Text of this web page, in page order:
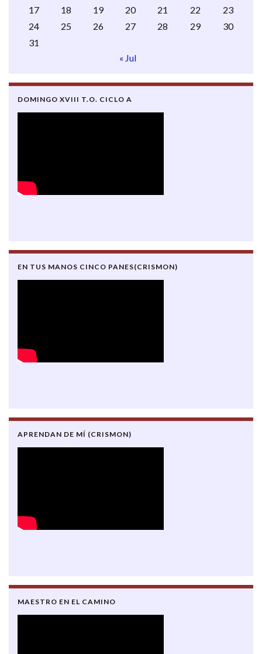
17
18 19 20 21 22
23
24
25 26 27 28 29
30
31
« Jul
DOMINGO XVIII T.O. CICLO A
EN TUS MANOS CINCO PANES(CRISMON)
APRENDAN DE MÍ (CRISMON)
MAESTRO EN EL CAMINO